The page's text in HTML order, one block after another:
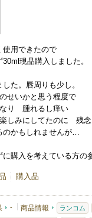
使用できたので
現品購入しました。
た。唇周りも少し。
せいかと思う程度で
り 腫れるし痒い
しみにしてたのに 残念
かもしれませんが…
購入を考えている方の
購入品
- 商品情報 ランコム